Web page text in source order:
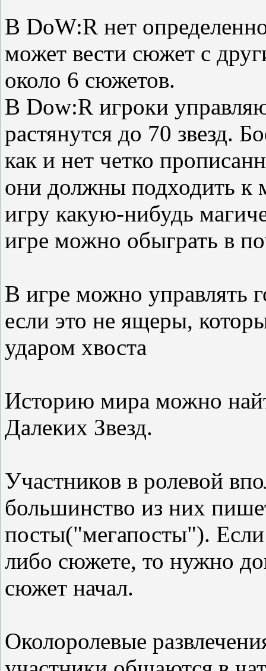
В DoW:R нет
может вести сюжет с
около 6 сюжетов.
В Dow:R игроки
растянутся до 70 звезд.
как и нет четко
они должны подходить к
игру какую-нибудь
игре можно обыграть в
В игре можно управлять
если это не ящеры,
ударом хвоста
Историю мира можно
Далеких Звезд.
Участников в ролевой
большинство из них
посты("мегапосты").
либо сюжете, то нужно
сюжет начал.
Околоролевые